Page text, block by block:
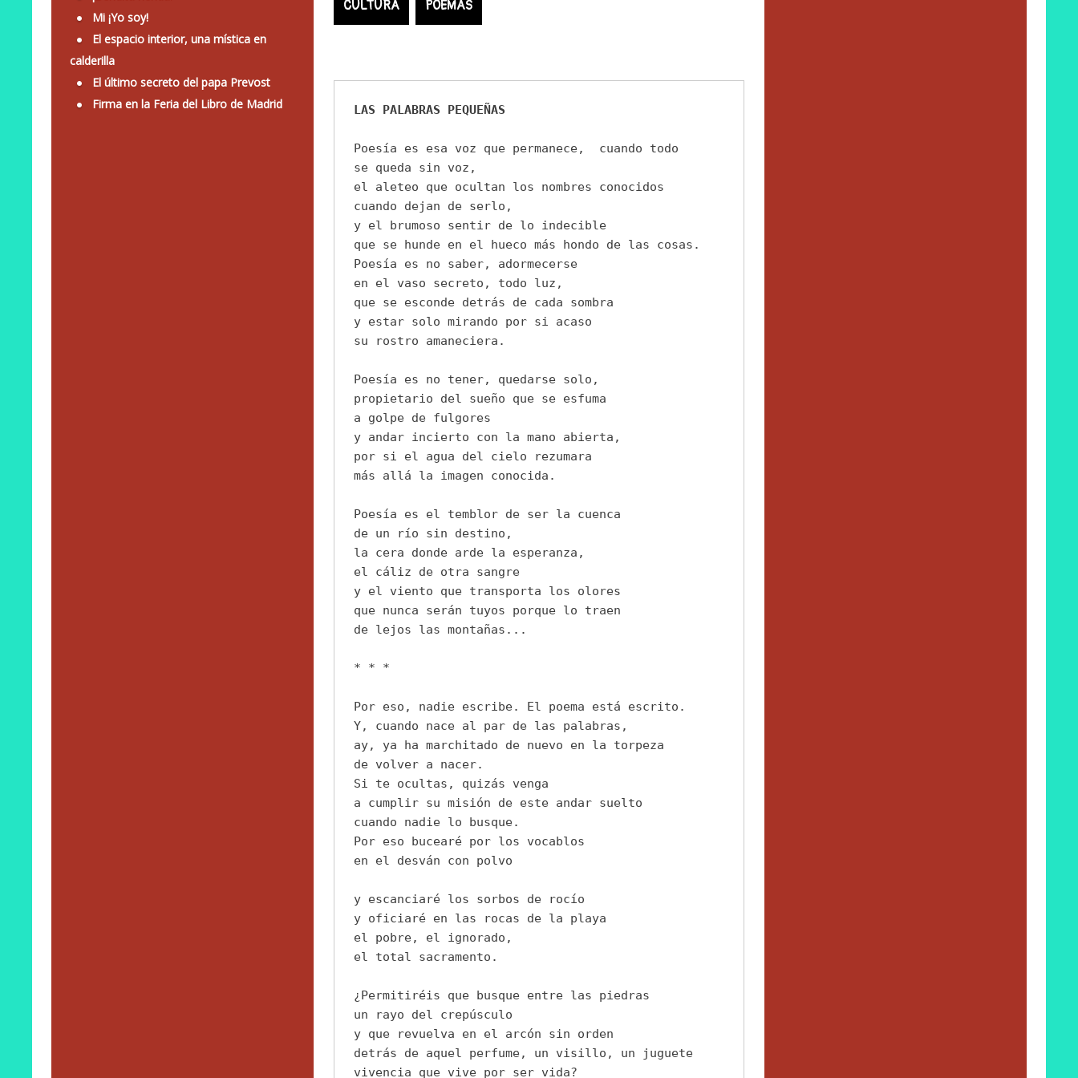
CULTURA POEMAS
LAS PALABRAS PEQUEÑAS
Poesía es esa voz que permanece,  cuando todo
se queda sin voz,
el aleteo que ocultan los nombres conocidos
cuando dejan de serlo,
y el brumoso sentir de lo indecible
que se hunde en el hueco más hondo de las cosas.
Poesía es no saber, adormecerse
en el vaso secreto, todo luz,
que se esconde detrás de cada sombra
y estar solo mirando por si acaso
su rostro amaneciera.
Poesía es no tener, quedarse solo,
propietario del sueño que se esfuma
a golpe de fulgores
y andar incierto con la mano abierta,
por si el agua del cielo rezumara
más allá la imagen conocida.
Poesía es el temblor de ser la cuenca
de un río sin destino,
la cera donde arde la esperanza,
el cáliz de otra sangre
y el viento que transporta los olores
que nunca serán tuyos porque lo traen
de lejos las montañas...
* * *
Por eso, nadie escribe. El poema está escrito.
Y, cuando nace al par de las palabras,
ay, ya ha marchitado de nuevo en la torpeza
de volver a nacer.
Si te ocultas, quizás venga
a cumplir su misión de este andar suelto
cuando nadie lo busque.
Por eso bucearé por los vocablos
en el desván con polvo
y escanciaré los sorbos de rocío
y oficiaré en las rocas de la playa
el pobre, el ignorado,
el total sacramento.
¿Permitiréis que busque entre las piedras
un rayo del crepúsculo
y que revuelva en el arcón sin orden
detrás de aquel perfume, un visillo, un juguete
vivencia que vive por ser vida?
Mi ¡Yo soy!
El espacio interior, una mística en
calderilla
El último secreto del papa Prevost
Firma en la Feria del Libro de Madrid